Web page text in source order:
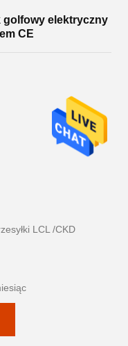
golfowy elektryczny
CE
LCL /CKD